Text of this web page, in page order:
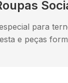
para
e peças